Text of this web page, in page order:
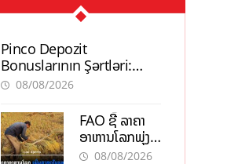
Pinco Depozit
Bonuslarının Şərtləri:
Təcrübəli İstifadəçilərdən
08/08/2026
FAO ຊີ້ ລາຄາ
ອາຫານໂລກພຸ່ງ
ສູງສຸດໃນຮອບ 3
08/08/2026